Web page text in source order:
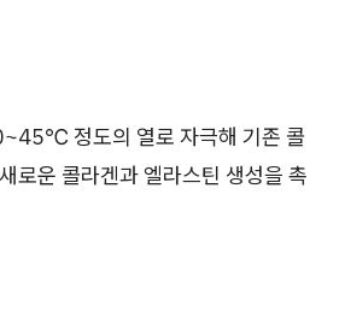
정도의 열로 자극해 기존 콜
로운 콜라겐과 엘라스틴 생성을 촉